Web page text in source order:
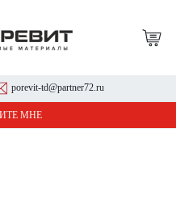
porevit-td@partner72.ru
МНЕ